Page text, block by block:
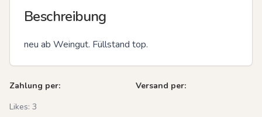
Beschreibung
neu ab Weingut. Füllstand top.
Zahlung per:
Versand per:
Likes: 3